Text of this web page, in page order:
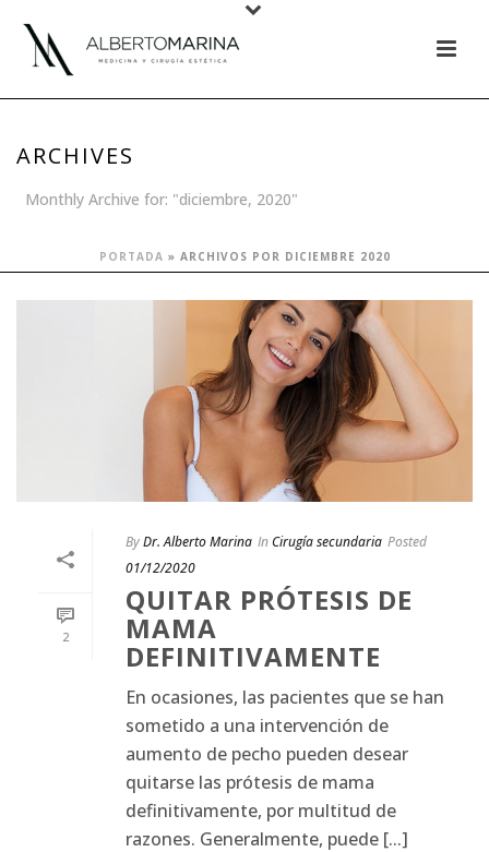
ARCHIVES
Monthly Archive for: "diciembre, 2020"
PORTADA » ARCHIVOS POR DICIEMBRE 2020
2
ByDr. Alberto Marina InCirugía secundaria Posted
01/12/2020
QUITAR PRÓTESIS DE
MAMA
DEFINITIVAMENTE
En ocasiones, las pacientes que se han
sometido a una intervención de
aumento de pecho pueden desear
quitarse las prótesis de mama
definitivamente, por multitud de
razones. Generalmente, puede [...]